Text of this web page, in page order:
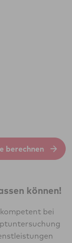
berechnen
können!
bei